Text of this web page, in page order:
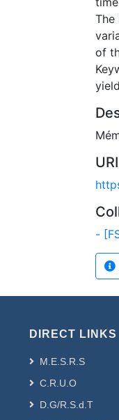
The
of
yield
URI
-
DIRECT LINKS
M.E.S.R.S
C.R.U.O
D.G/R.S.d.T